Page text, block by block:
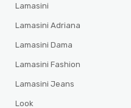
Lamasini
Lamasini Adriana
Lamasini Dama
Lamasini Fashion
Lamasini Jeans
Look